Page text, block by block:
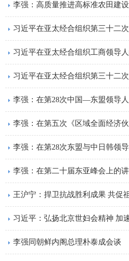
李强：高质量推进高标准农田建
习近平在亚太经合组织第三十二
习近平在亚太经合组织工商领导
习近平在亚太经合组织第三十二
李强：在第28次中国—东盟领导
李强：在第28次东盟与中日韩领
李强：在第二十届东亚峰会上的
李强同朝鲜内阁总理朴泰成会谈